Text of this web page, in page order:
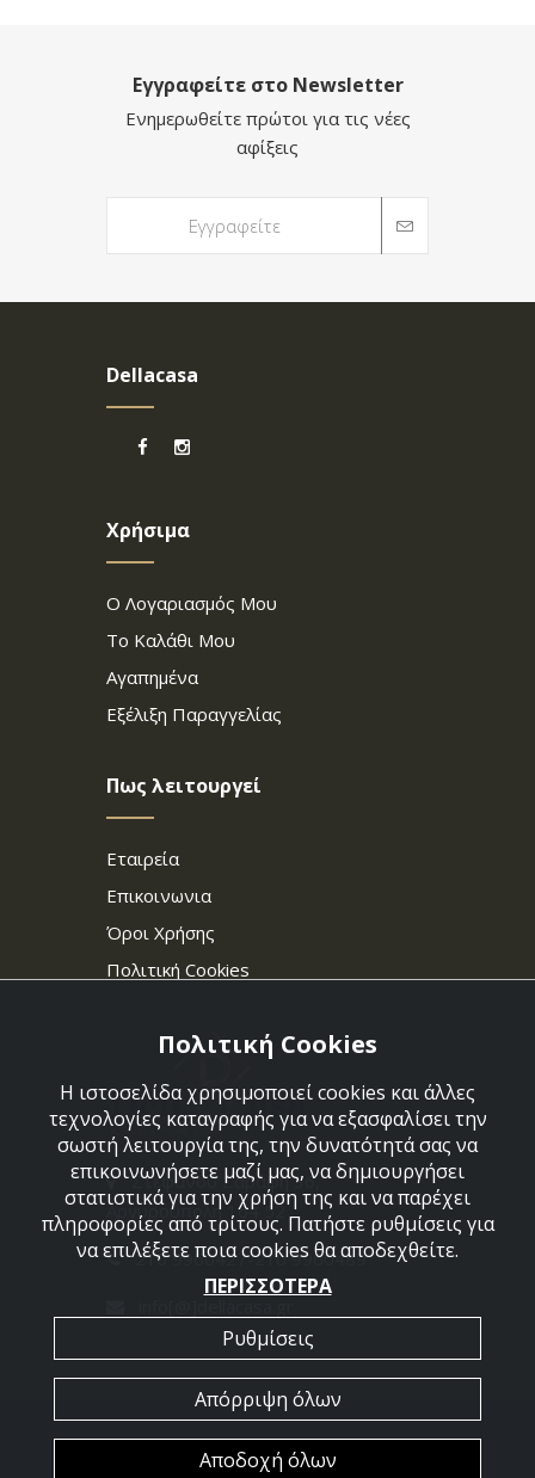
Εγγραφείτε στο Newsletter
Ενημερωθείτε πρώτοι για τις νέες
αφίξεις
Dellacasa
Χρήσιμα
Ο Λογαριασμός Μου
Το Καλάθι Μου
Αγαπημένα
Εξέλιξη Παραγγελίας
Πως λειτουργεί
Εταιρεία
Επικοινωνια
Όροι Χρήσης
Πολιτική Cookies
Στεφάνου Σαράφη 36,
Αργυρούπολη 164 52
210 9960427-210 9960489
2026 @ All Rights Reserved - Dellacasa
Πολιτική Cookies
Η ιστοσελίδα χρησιμοποιεί cookies και άλλες
τεχνολογίες καταγραφής για να εξασφαλίσει την
σωστή λειτουργία της, την δυνατότητά σας να
επικοινωνήσετε μαζί μας, να δημιουργήσει
στατιστικά για την χρήση της και να παρέχει
πληροφορίες από τρίτους. Πατήστε ρυθμίσεις για
να επιλέξετε ποια cookies θα αποδεχθείτε.
ΠΕΡΙΣΣΟΤΕΡΑ
Ρυθμίσεις
Απόρριψη όλων
Αποδοχή όλων